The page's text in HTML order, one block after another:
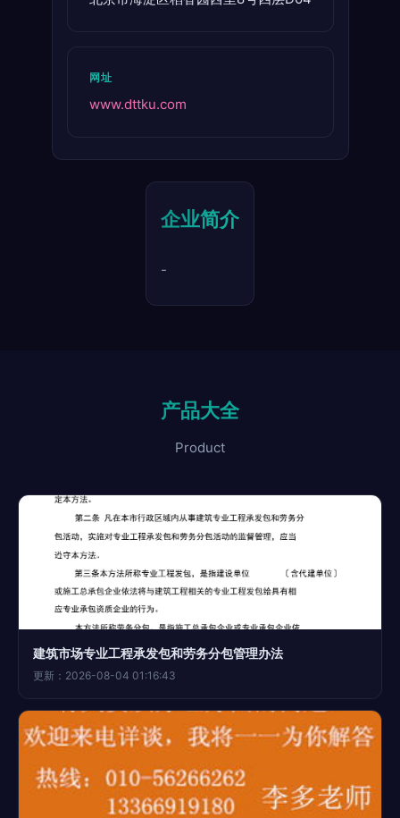
网址
www.dttku.com
企业简介
-
产品大全
Product
建筑市场专业工程承发包和劳务分包管理办法
更新：2026-08-04 01:16:43